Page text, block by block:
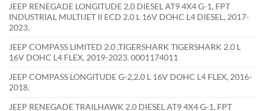
JEEP RENEGADE LONGITUDE 2.0 DIESEL AT9 4X4 G-1, FPT
INDUSTRIAL MULTIJET II ECD 2.0 L 16V DOHC L4 DIESEL, 2017-
2023.
JEEP COMPASS LIMITED 2.0 ,TIGERSHARK TIGERSHARK 2.0 L
16V DOHC L4 FLEX, 2019-2023. 0001174011
JEEP COMPASS LONGITUDE G-2,2.0 L 16V DOHC L4 FLEX, 2016-
2018.
JEEP RENEGADE TRAILHAWK 2.0 DIESEL AT9 4X4 G-1, FPT